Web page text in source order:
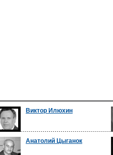
Виктор Илюхин
Анатолий Цыганок